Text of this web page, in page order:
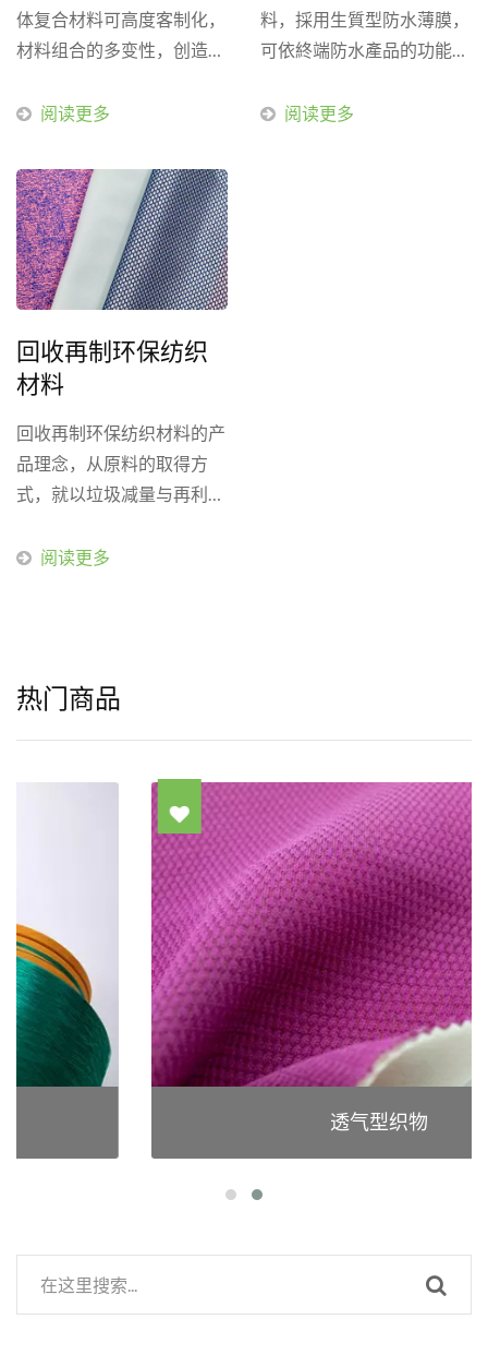
体复合材料可高度客制化，
材料组合的多变性，创造出
的热可塑弹性体（TPE,...
阅读更多
料，採用生質型防水薄膜，
可依終端防水產品的功能需
水、抗菌抑臭…等；加以運
阅读更多
回收再制环保纺织
材料
回收再制环保纺织材料的产
品理念，从原料的取得方
式，就以垃圾减量与再利用
少废弃宝特瓶，或是回收废
资源，一方面帮助降低塑料
废弃物对大自然环境与海洋
减少对天然资源―石油的依
赖。 回收再制环保纺织材
料的系列产品中，已有部分
的纱线与布种取得了
GRS（Global...
阅读更多
热门商品